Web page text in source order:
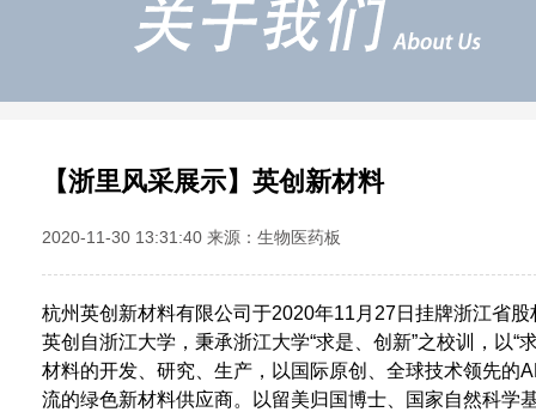
【浙里风采展示】英创新材料
2020-11-30 13:31:40 来源：生物医药板
杭州英创新材料有限公司于2020年11 月 27日挂牌浙江省
英创自浙江大学，秉承浙江大学“求是、创新”之校训，以
材料的开发、研究、生产，以国际原创、全球技术领先的
流的绿色新材料供应商。以留美归国博士、国家自然科学